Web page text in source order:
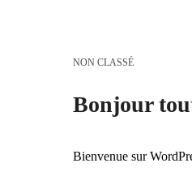
NON CLASSÉ
Bonjour
Bienvenue sur